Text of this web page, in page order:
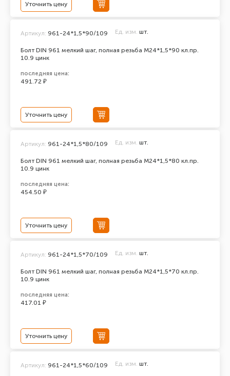
Уточнить цену
Болт DIN 961 мелкий шаг, полная резьба M24*1,5*90 кл.пр.
10.9 цинк
Артикул: 961-24*1,5*90/109 Ед. изм. шт.
последняя цена:
491.72 ₽
Уточнить цену
Болт DIN 961 мелкий шаг, полная резьба M24*1,5*80 кл.пр.
10.9 цинк
Артикул: 961-24*1,5*80/109 Ед. изм. шт.
последняя цена:
454.50 ₽
Уточнить цену
Болт DIN 961 мелкий шаг, полная резьба M24*1,5*70 кл.пр.
10.9 цинк
Артикул: 961-24*1,5*70/109 Ед. изм. шт.
последняя цена:
417.01 ₽
Уточнить цену
Артикул: 961-24*1,5*60/109 Ед. изм. шт.